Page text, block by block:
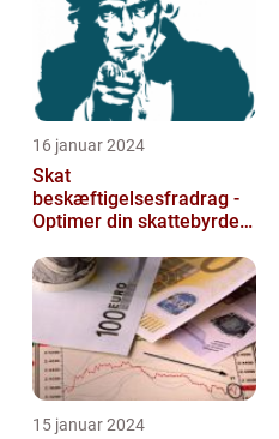
16 januar 2024
Skat
beskæftigelsesfradrag -
Optimer din skattebyrde
15 januar 2024